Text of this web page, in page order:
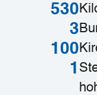
530
3
100
1